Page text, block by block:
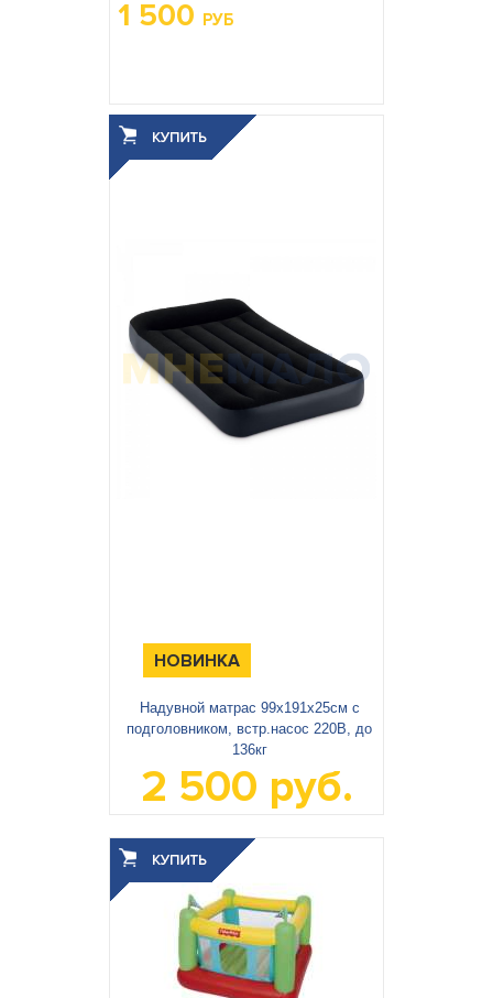
1 500 РУБ
Вес упаковки, кг:
Объём упаковки, м
НОВИНКА
Надувной матрас 99х191х25см с
подголовником, встр.насос 220В, до
136кг
2 500 руб.